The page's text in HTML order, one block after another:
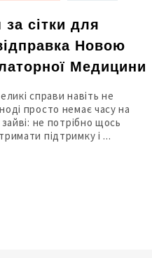
сітки для
Новою
Медицини
справи навіть не
просто немає часу на
не потрібно щось
підтримку і ...